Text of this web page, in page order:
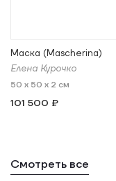
Маска (Mascherina)
Елена Курочко
50 x 50 x 2 см
101 500 ₽
Смотреть все